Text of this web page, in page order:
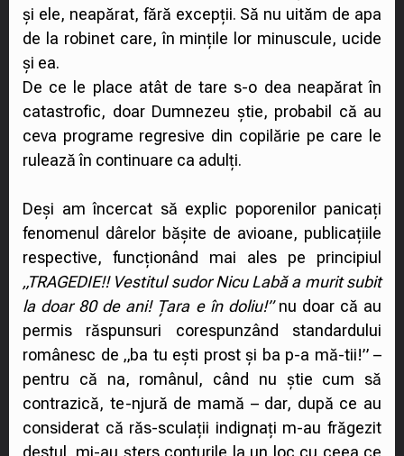
și ele, neapărat, fără excepții. Să nu uităm de apa
de la robinet care, în mințile lor minuscule, ucide
și ea.
De ce le place atât de tare s-o dea neapărat în
catastrofic, doar Dumnezeu știe, probabil că au
ceva programe regresive din copilărie pe care le
rulează în continuare ca adulți.
Deși am încercat să explic poporenilor panicați
fenomenul dârelor bășite de avioane, publicațiile
respective, funcționând mai ales pe principiul
„TRAGEDIE!! Vestitul sudor Nicu Labă a murit subit
la doar 80 de ani! Țara e în doliu!”nu doar că au
permis răspunsuri corespunzând standardului
românesc de „ba tu ești prost și ba p-a mă-tii!” –
pentru că na, românul, când nu știe cum să
contrazică, te-njură de mamă – dar, după ce au
considerat că răs-sculații indignați m-au frăgezit
destul, mi-au șters conturile la un loc cu ceea ce